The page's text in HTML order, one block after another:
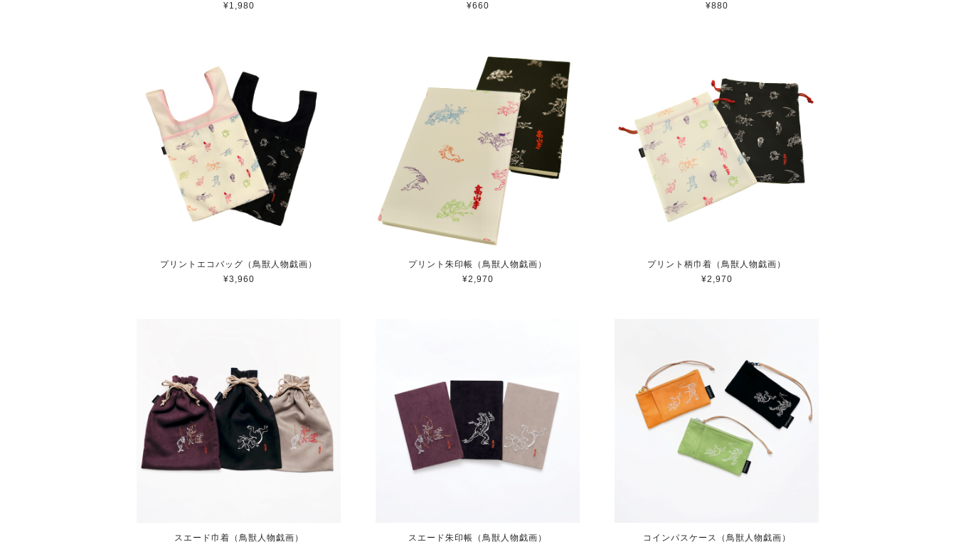
¥1,980
¥660
¥880
プリントエコバッグ（鳥獣人物戯画）
¥3,960
プリント朱印帳（鳥獣人物戯画）
¥2,970
プリント柄巾着（鳥獣人物戯画）
¥2,970
スエード巾着（鳥獣人物戯画）
スエード朱印帳（鳥獣人物戯画）
コインパスケース（鳥獣人物戯画）